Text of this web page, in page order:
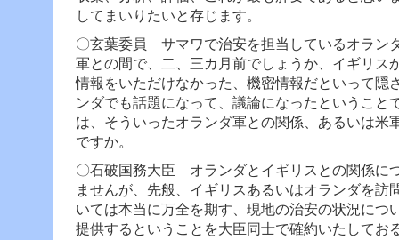
してまいりたいと存じます。
〇玄葉委員 サマワで治安を担当しているオラン
軍との間で、二、三カ月前でしょうか、イギリス
情報をいただけなかった、機密情報だといって隠
ンダでも話題になって、議論になったということ
は、そういったオランダ軍との関係、あるいは米
ですか。
〇石破国務大臣 オランダとイギリスとの関係に
ませんが、先般、イギリスあるいはオランダを訪
いては本当に万全を期す、現地の治安の状況につ
提供するということを大臣同士で確約いたしてお